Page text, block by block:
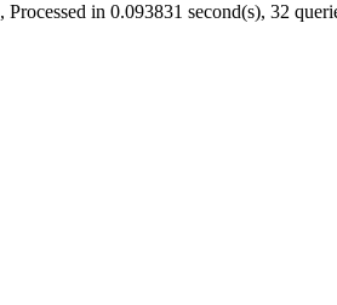
, Processed in 0.093831 second(s), 32